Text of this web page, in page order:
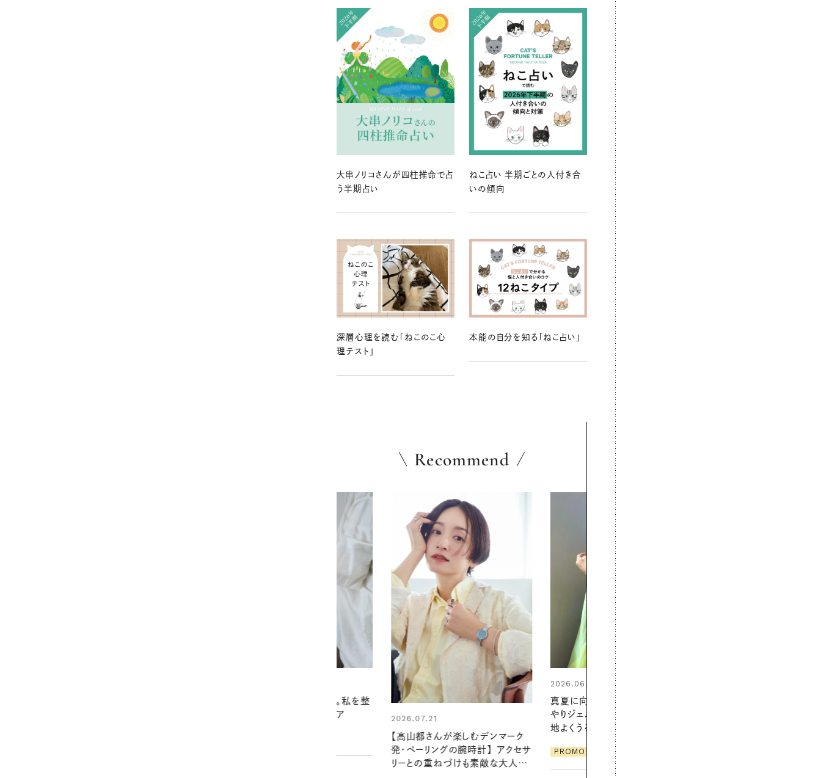
大串ノリコさんが四柱推命で占
う半期占い
ねこ占い 半期ごとの人付き合
いの傾向
深層心理を読む「ねこのこ心
理テスト」
本能の自分を知る「ねこ占い」
Recommend
2026.06.01
真夏に向けて、ハーブが香るひん
やりジェルと出合う。暑い季節に心
ア
PROMOTION
2026.06.01
お出かけ前のひと手間で変わる、
夏の一日。汗ばむ季節を「ごきげ
ん」に過ごす私の新習慣
PROMOTION